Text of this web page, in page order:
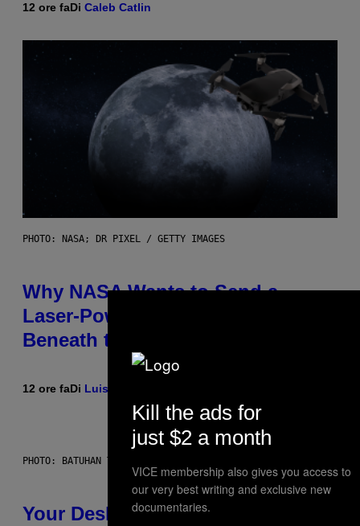
12 ore faDi Caleb Catlin
PHOTO: NASA; DR PIXEL / GETTY IMAGES
Why NASA Wants to Send a
Laser-Powered Drone Into Caves
Beneath the Moon
12 ore faDi Luis Prada
PHOTO: BATUHAN TOKER / GETTY IMAGES
Your Desk Height Could Be
Kill the ads for
just $2 a month
VICE membership also gives you access to
our very best writing and exclusive new
documentaries.